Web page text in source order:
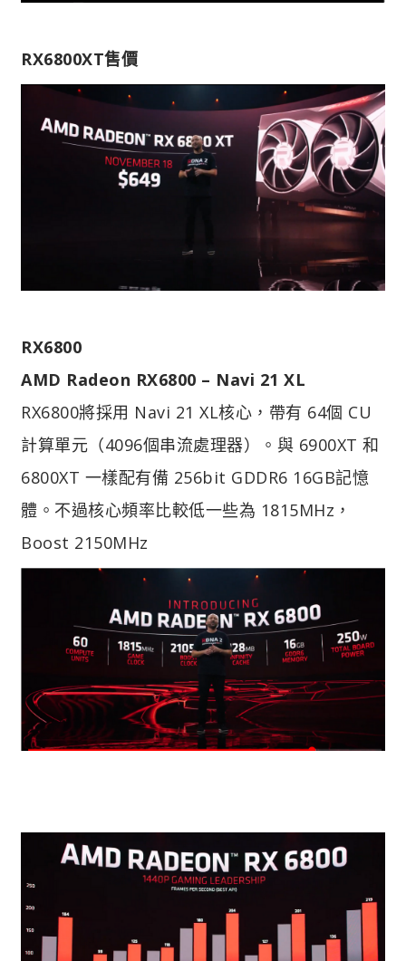
RX6800XT售價
RX6800
AMD Radeon RX6800 – Navi 21 XL
RX6800將採用 Navi 21 XL核心，帶有 64個 CU
計算單元（4096個串流處理器）。與 6900XT 和
6800XT 一樣配有備 256bit GDDR6 16GB記憶
體。不過核心頻率比較低一些為 1815MHz，
Boost 2150MHz